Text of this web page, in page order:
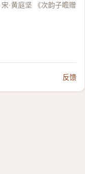
宋·黄庭坚 《次韵子瞻赠
反馈